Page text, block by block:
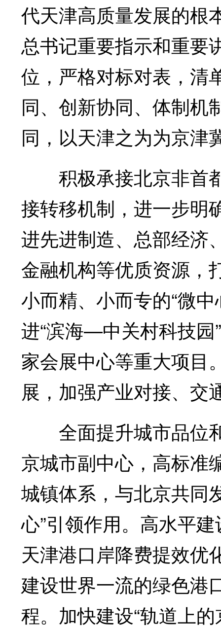
代天津高质量发展的根
总书记重要指示和重要
位，严格对标对表，清
同、创新协同、体制机
同，以天津之为为京津
积极承接北京非首
接转移机制，进一步明
进先进制造、总部经济
金融机构等优质资源，
小而精、小而专的“微
进“滨海—中关村科技园
家会展中心等重大项目
展，加强产业对接、交
全面提升城市品位
京城市副中心，高标准
城镇体系，与北京共同
心”引领作用。高水平
天津港口岸降费提效优
建设世界一流的绿色港
程。加快建设“轨道上